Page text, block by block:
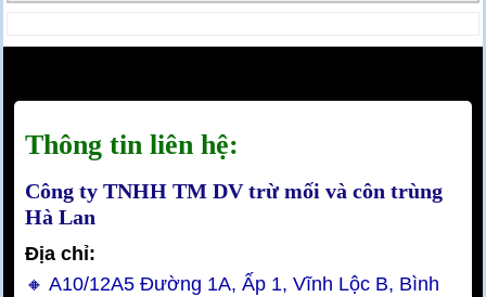
Thông tin liên hệ:
Công ty TNHH TM DV trừ mối và côn trùng
Hà Lan
Địa chỉ:
🔸 A10/12A5 Đường 1A, Ấp 1, Vĩnh Lộc B, Bình